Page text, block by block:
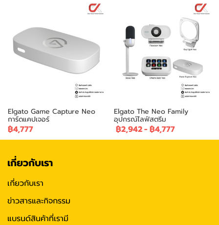
Elgato Game Capture Neo
การ์ดแคปเจอร์
฿4,777
Elgato The Neo Family
อุปกรณ์ไลฟ์สตรีม
฿2,942- ฿4,777
เกี่ยวกับเรา
เกี่ยวกับเรา
ข่าวสารและกิจกรรม
แบรนด์สินค้าที่เรามี